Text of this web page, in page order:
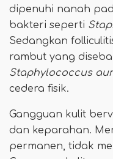
dipenuhi nanah
bakteri seperti
Sedangkan
rambut yang
Staphylococcus
cedera fisik.
Gangguan kulit
dan keparahan.
permanen, tidak